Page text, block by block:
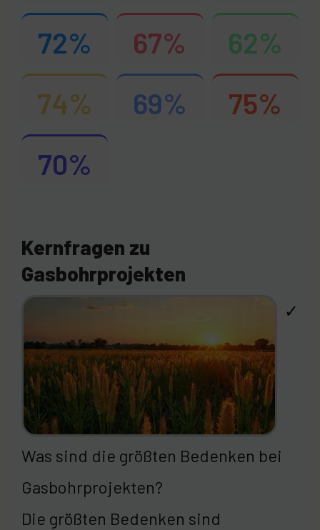
72%
67%
62%
74%
69%
75%
70%
Kernfragen zu
Gasbohrprojekten
✓
Was sind die größten Bedenken bei
Gasbohrprojekten?
Die größten Bedenken sind